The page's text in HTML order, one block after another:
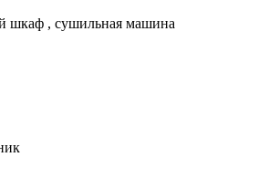
шкаф , сушильная машина